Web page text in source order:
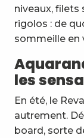
niveaux, filets
rigolos : de
sommeille en
les
En été, le
autrement.
board, sorte